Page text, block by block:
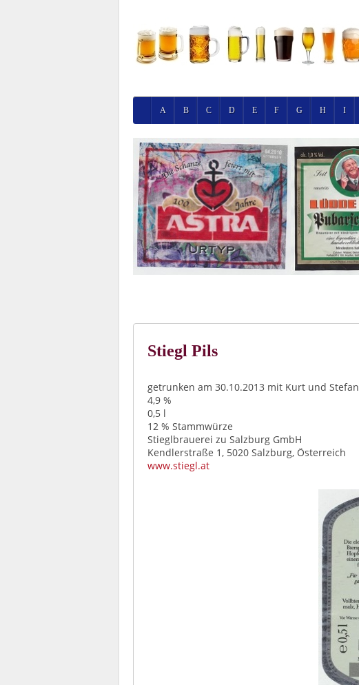
A B C D E F G H I
Stiegl Pils
getrunken am 30.10.2013 mit Kurt und Stefan
4,9 %
0,5 l
12 % Stammwürze
Stieglbrauerei zu Salzburg GmbH
Kendlerstraße 1, 5020 Salzburg, Österreich
www.stiegl.at